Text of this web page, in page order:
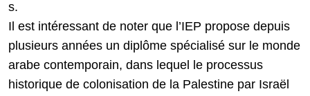
s.
Il est intéressant de noter que l’IEP propose depuis
plusieurs années un diplôme spécialisé sur le monde
arabe contemporain, dans lequel le processus
historique de colonisation de la Palestine par Israël